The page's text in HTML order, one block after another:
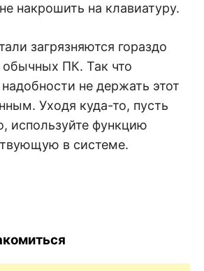
накрошить на клавиатуру.
загрязняются гораздо
ПК. Так что
надобности не держать этот
Уходя куда-то, пусть
используйте функцию
в системе.